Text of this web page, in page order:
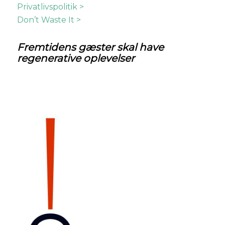
Privatlivspolitik >
Don’t Waste It >
Fremtidensgæster skal have
regenerative oplevelser